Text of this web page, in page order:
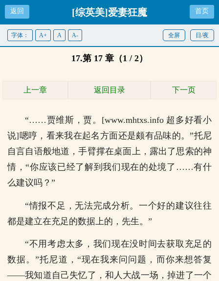
返回 [综英美]爱妻狂魔 首页
日/夜
全屏
字体： A+ A A-
17.第 17 章（1 / 2）
上一章 返回目录 下一页
“……贾维斯，贾。[www.mhtxs.info 超多好看小
说]嗯哼，看来我在起名方面还是颇有品味的。”托尼
自言自语般地道，手臂撑在桌面上，露出了思索的神
情，“你应该已经了解到我们现在的处境了……有什
么建议吗？”
“情报不足，无法完成分析。一个好的建议往往
都是建立在充足的数据上的，先生。”
“不用考虑太多，我们现在没时间去获取充足的
数据。”托尼道，“现在我来问问题，而你来想答复
――我知道自己失忆了，和人大战一场，掉进了一个